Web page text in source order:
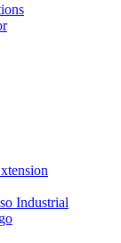
Industrial